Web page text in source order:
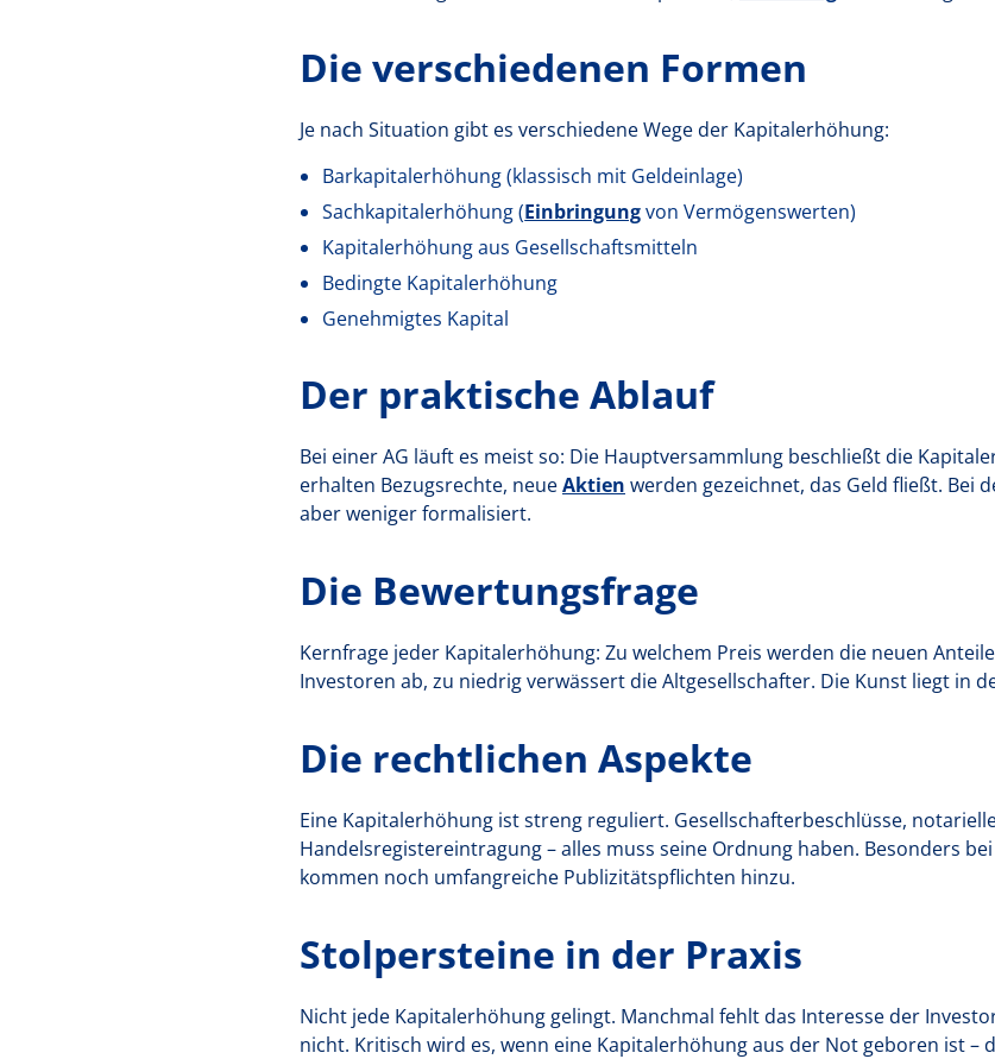
Die verschiedenen Formen
Je nach Situation gibt es verschiedene Wege der Kapitalerhöhung:
Barkapitalerhöhung (klassisch mit Geldeinlage)
Sachkapitalerhöhung (Einbringungvon Vermögenswerten)
Kapitalerhöhung aus Gesellschaftsmitteln
Bedingte Kapitalerhöhung
Genehmigtes Kapital
Der praktische Ablauf
Bei einer AG läuft es meist so: Die Hauptversammlung beschließt die
erhalten Bezugsrechte, neueAktien werden gezeichnet, das Geld fließt. Bei
aber weniger formalisiert.
Die Bewertungsfrage
Kernfrage jeder Kapitalerhöhung: Zu welchem Preis werden die neuen
Investoren ab, zu niedrig verwässert die Altgesellschafter. Die Kunst liegt in
Die rechtlichen Aspekte
Eine Kapitalerhöhung ist streng reguliert. Gesellschafterbeschlüsse,
Handelsregistereintragung – alles muss seine Ordnung haben. Besonders
kommen noch umfangreiche Publizitätspflichten hinzu.
Stolpersteine in der Praxis
Nicht jede Kapitalerhöhung gelingt. Manchmal fehlt das Interesse der
nicht. Kritisch wird es, wenn eine Kapitalerhöhung aus der Not geboren ist –